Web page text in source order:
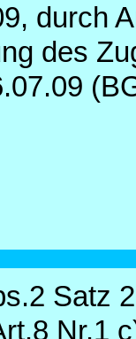
durch
des
Satz
Nr.1